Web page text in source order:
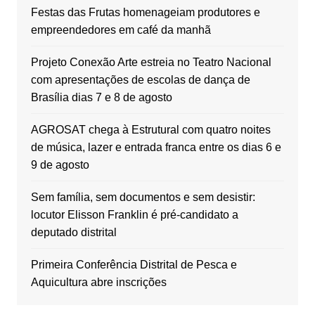
Festas das Frutas homenageiam produtores e
empreendedores em café da manhã
Projeto Conexão Arte estreia no Teatro Nacional
com apresentações de escolas de dança de
Brasília dias 7 e 8 de agosto
AGROSAT chega à Estrutural com quatro noites
de música, lazer e entrada franca entre os dias 6 e
9 de agosto
Sem família, sem documentos e sem desistir:
locutor Elisson Franklin é pré-candidato a
deputado distrital
Primeira Conferência Distrital de Pesca e
Aquicultura abre inscrições